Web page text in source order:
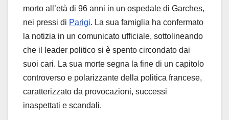
morto all’età di 96 anni in un ospedale di Garches,
nei pressi di Parigi. La sua famiglia ha confermato
la notizia in un comunicato ufficiale, sottolineando
che il leader politico si è spento circondato dai
suoi cari. La sua morte segna la fine di un capitolo
controverso e polarizzante della politica francese,
caratterizzato da provocazioni, successi
inaspettati e scandali.